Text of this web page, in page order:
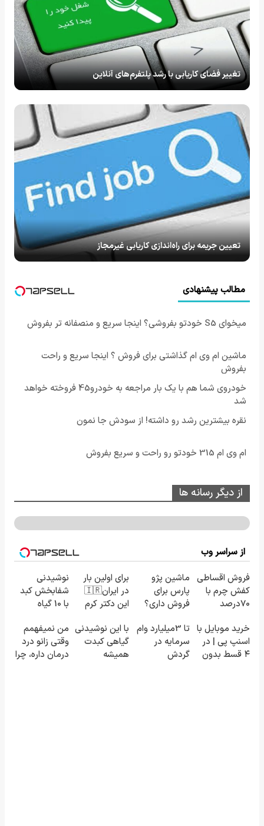
تغییر فضای کاریابی با رشد پلتفرم‌های آنلاین
تعیین جریمه برای راه‌اندازی کاریابی غیرمجاز
مطالب پیشنهادی
میخوای S5 خودتو بفروشی؟ اینجا سریع و منصفانه تر بفروش
ماشین ام وی ام گذاشتی برای فروش ؟ اینجا سریع و راحت
بفروش
خودروی شما هم با یک بار مراجعه به خودرو45 فروخته خواهد
شد
نقره بیشترین رشد رو داشته! از سودش جا نمون
ام وی ام 315 خودتو رو راحت و سریع بفروش
از دیگر رسانه ها
از سراسر وب
فروش اقساطی
کفش چرم با
70درصد
ماشین پژو
پارس برای
فروش داری؟
بفروشش
برای اولین بار
در ایران🇮🇷
این دکتر کرم
23 روزه
ساخت!
نوشیدنی
شفابخش کبد
با 10 گیاه
امشب)
خرید موبایل با
اسنپ پی | در
۴ قسط بدون
تا 3میلیارد وام
سرمایه در
گردش
با این نوشیدنی
گیاهی کبدت
همیشه
من نمیفهمم
وقتی زانو درد
درمان داره، چرا